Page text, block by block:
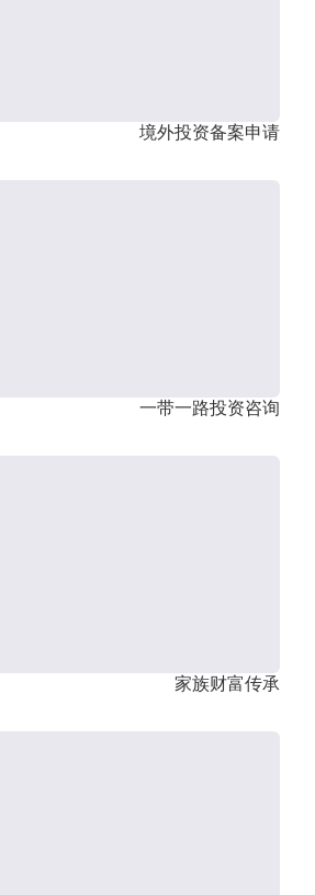
境外投资备案申请
一带一路投资咨询
家族财富传承